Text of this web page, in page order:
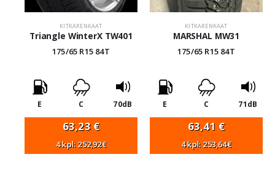
KITKARENKAAT
Triangle WinterX TW401
175/65 R15 84T
E C 70dB
63,23 €
4 kpl: 252,92€
KITKARENKAAT
MARSHAL MW31
175/65 R15 84T
E C 71dB
63,41 €
4 kpl: 253,64€